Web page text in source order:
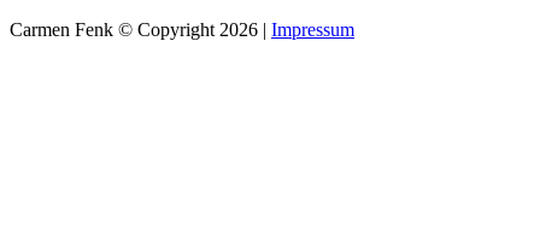
Carmen Fenk © Copyright 2026 | Impressum